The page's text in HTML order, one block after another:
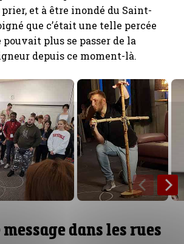
prier, et à être inondé du Saint-
que c’était une telle percée
plus se passer de la
depuis ce moment-là.
dans les rues